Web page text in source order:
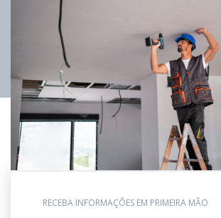
RECEBA INFORMAÇÕES EM PRIMEIRA MÃO